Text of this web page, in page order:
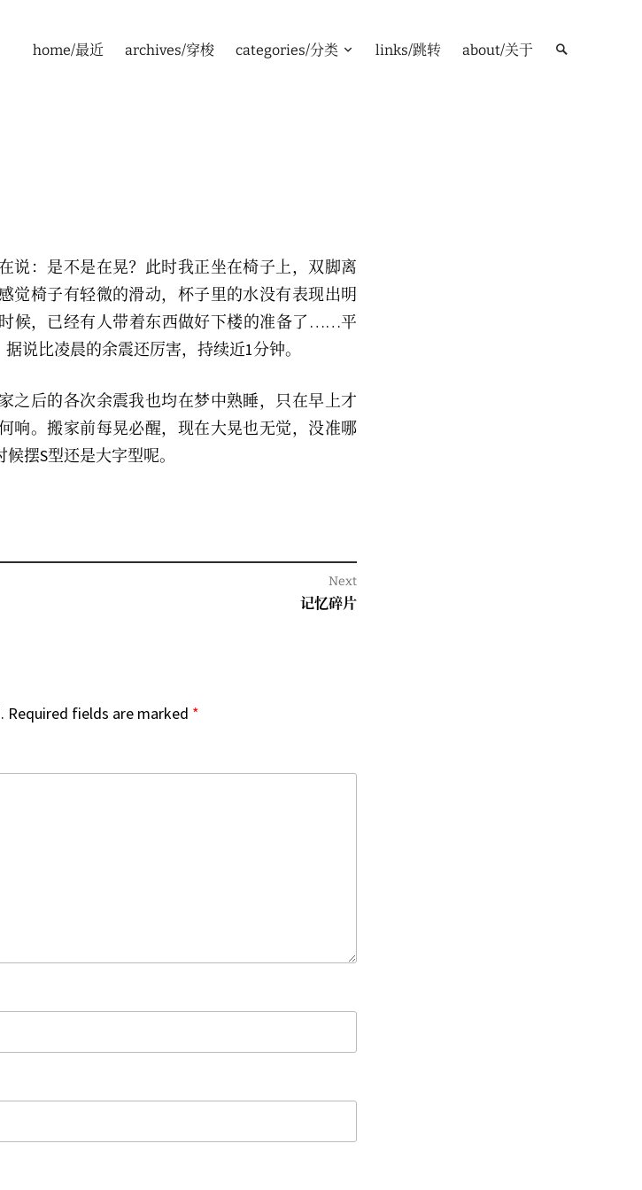
home/最近 archives/穿梭 categories/分类 links/跳转 about/关于
说：是不是在晃？此时我正坐在椅子上，双脚离
觉椅子有轻微的滑动，杯子里的水没有表现出明
候，已经有人带着东西做好下楼的准备了……平
说比凌晨的余震还厉害，持续近1分钟。
之后的各次余震我也均在梦中熟睡，只在早上才
响。搬家前每晃必醒，现在大晃也无觉，没准哪
摆S型还是大字型呢。
Next
Next
记忆碎片
Required fields are marked *